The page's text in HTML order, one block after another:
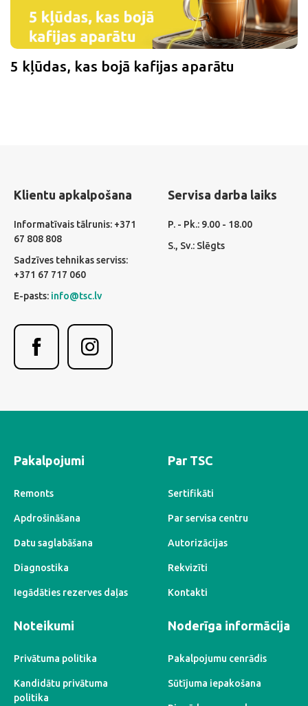
5 kļūdas, kas bojā kafijas aparātu
Klientu apkalpošana
Informatīvais tālrunis: +371
67 808 808
Sadzīves tehnikas serviss:
+371 67 717 060
E-pasts: info@tsc.lv
Servisa darba laiks
P. - Pk.: 9.00 - 18.00
S., Sv.: Slēgts
Pakalpojumi
Remonts
Apdrošināšana
Datu saglabāšana
Diagnostika
Iegādāties rezerves daļas
Par TSC
Sertifikāti
Par servisa centru
Autorizācijas
Rekvizīti
Kontakti
Noteikumi
Privātuma politika
Kandidātu privātuma
politika
Noderīga informācija
Pakalpojumu cenrādis
Sūtījuma iepakošana